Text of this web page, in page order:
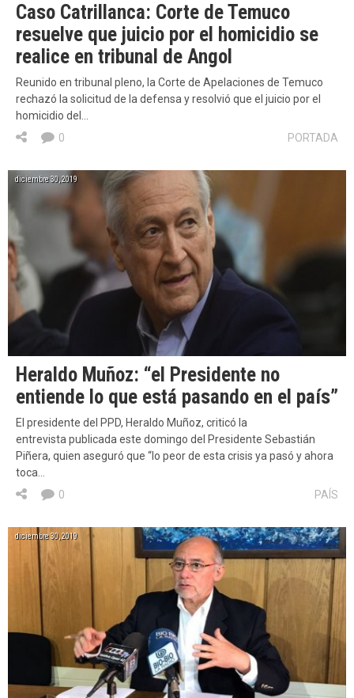
Caso Catrillanca: Corte de Temuco
resuelve que juicio por el homicidio se
realice en tribunal de Angol
Reunido en tribunal pleno, la Corte de Apelaciones de Temuco
rechazó la solicitud de la defensa y resolvió que el juicio por el
homicidio del…
PORTADA
0
diciembre 30, 2019
Heraldo Muñoz: “el Presidente no
entiende lo que está pasando en el país”
El presidente del PPD, Heraldo Muñoz, criticó la
entrevista publicada este domingo del Presidente Sebastián
Piñera, quien aseguró que “lo peor de esta crisis ya pasó y ahora
toca…
PAÍS
0
diciembre 30, 2019